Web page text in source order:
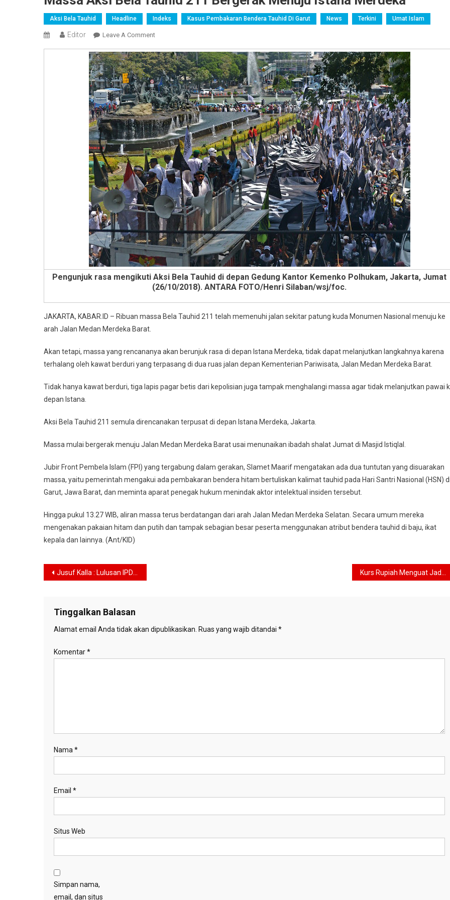
Aksi Bela Tauhid Headline Indeks Kasus Pembakaran Bendera Tauhid Di Garut News Terkini Umat Islam
Editor Leave A CommentOn
Aksi
Bela
Tauhid
211
Bergerak
Menuju
Istana
Merdeka
Pengunjuk rasa mengikuti Aksi Bela Tauhid di depan Gedung Kantor Kemenko Polhukam, Jakarta, Jumat
(26/10/2018). ANTARA FOTO/Henri Silaban/wsj/foc.
JAKARTA, KABAR.ID – Ribuan massa Bela Tauhid 211 telah memenuhi jalan sekitar patung kuda Monumen Nasional menuju ke
arah Jalan Medan Merdeka Barat.
Akan tetapi, massa yang rencananya akan berunjuk rasa di depan Istana Merdeka, tidak dapat melanjutkan langkahnya karena
terhalang oleh kawat berduri yang terpasang di dua ruas jalan depan Kementerian Pariwisata, Jalan Medan Merdeka Barat.
Tidak hanya kawat berduri, tiga lapis pagar betis dari kepolisian juga tampak menghalangi massa agar tidak melanjutkan pawai
depan Istana.
Aksi Bela Tauhid 211 semula direncanakan terpusat di depan Istana Merdeka, Jakarta.
Massa mulai bergerak menuju Jalan Medan Merdeka Barat usai menunaikan ibadah shalat Jumat di Masjid Istiqlal.
Jubir Front Pembela Islam (FPI) yang tergabung dalam gerakan, Slamet Maarif mengatakan ada dua tuntutan yang disuarakan
massa, yaitu pemerintah mengakui ada pembakaran bendera hitam bertuliskan kalimat tauhid pada Hari Santri Nasional (HSN)
Garut, Jawa Barat, dan meminta aparat penegak hukum menindak aktor intelektual insiden tersebut.
Hingga pukul 13.27 WIB, aliran massa terus berdatangan dari arah Jalan Medan Merdeka Selatan. Secara umum mereka
mengenakan pakaian hitam dan putih dan tampak sebagian besar peserta menggunakan atribut bendera tauhid di baju, ikat
kepala dan lainnya. (Ant/KID)
Navigasi
Jusuf Kalla : Lulusan IPDN Tak Banyak Terlibat Korupsi
Tinggalkan Balasan
Alamat email Anda tidak akan dipublikasikan. Ruas yang wajib ditandai *
Komentar*
Nama *
Email *
Situs Web
Simpan nama,
email, dan situs